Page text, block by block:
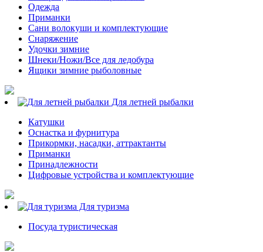
Одежда
Приманки
Сани волокуши и комплектующие
Снаряжение
Удочки зимние
Шнеки/Ножи/Все для ледобура
Ящики зимние рыболовные
Для летней рыбалки
Катушки
Оснастка и фурнитура
Прикормки, насадки, аттрактанты
Приманки
Принадлежности
Цифровые устройства и комплектующие
Для туризма
Посуда туристическая